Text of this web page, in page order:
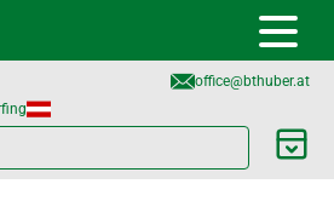
office@bthuber.at​